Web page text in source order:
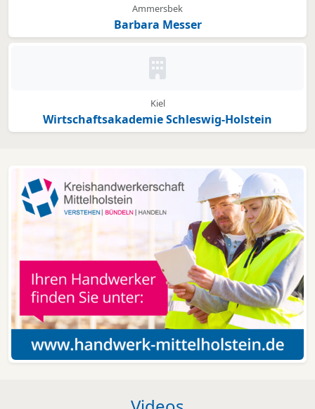
Ammersbek
Barbara Messer
Kein Bild oder Logo hinterlegt
Kiel
Wirtschaftsakademie Schleswig-Holstein